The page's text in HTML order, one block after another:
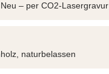
– per CO2-Lasergravur
naturbelassen